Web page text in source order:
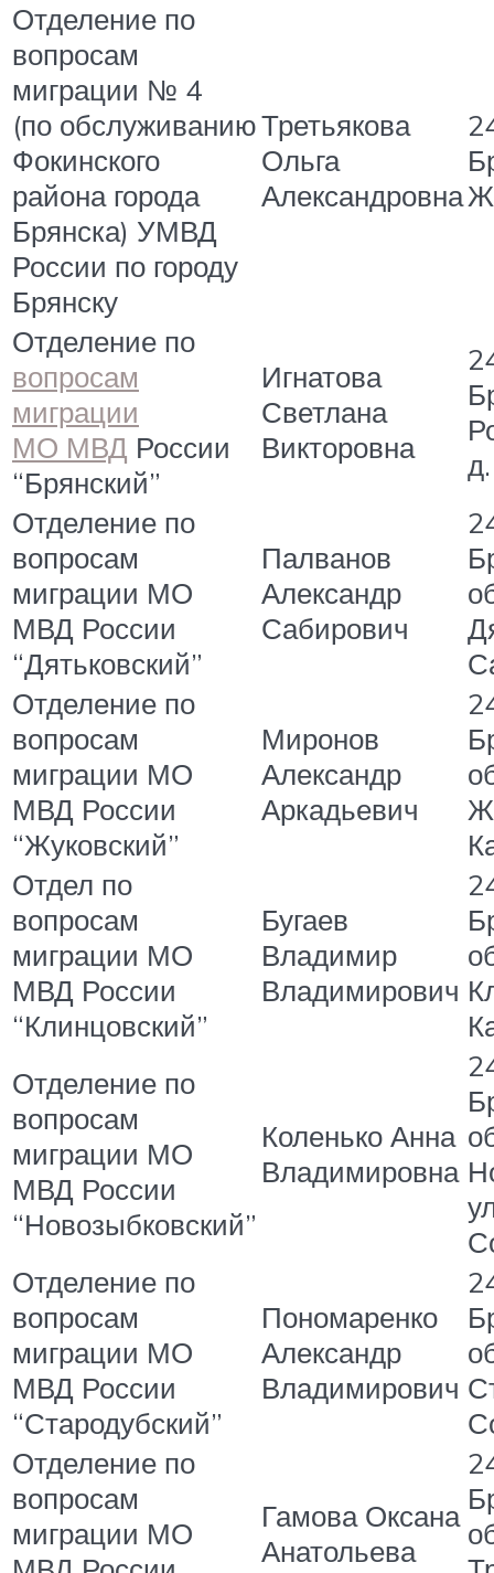
Отделение по
вопросам
миграции № 4
(по обслуживанию
Фокинского
района города
Брянска) УМВД
России по городу
Брянску
Третьякова
Ольга
Александровна
Отделение по
вопросам
миграции
МО МВД России
“Брянский”
Игнатова
Светлана
Викторовна
Отделение по
вопросам
миграции МО
МВД России
“Дятьковский”
Палванов
Александр
Сабирович
Отделение по
вопросам
миграции МО
МВД России
“Жуковский”
Миронов
Александр
Аркадьевич
Отдел по
вопросам
миграции МО
МВД России
“Клинцовский”
Бугаев
Владимир
Владимирович
Отделение по
вопросам
миграции МО
МВД России
“Новозыбковский”
Коленько Анна
Владимировна
Отделение по
вопросам
миграции МО
МВД России
“Стародубский”
Пономаренко
Александр
Владимирович
Отделение по
вопросам
миграции МО
Гамова Оксана
Анатольева